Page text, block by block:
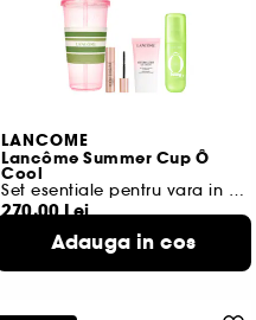
LANCOME
Lancôme Summer Cup Ô
Cool
Set esentiale pentru vara in editie limitata
270,00 Lei
221,47 Lei /
Adauga in cos